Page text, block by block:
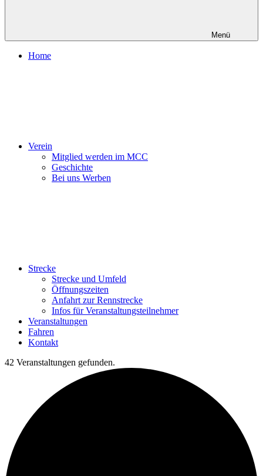
Menü
Home
Verein
Mitglied werden im MCC
Geschichte
Bei uns Werben
Strecke
Strecke und Umfeld
Öffnungszeiten
Anfahrt zur Rennstrecke
Infos für Veranstaltungsteilnehmer
Veranstaltungen
Fahren
Kontakt
42 Veranstaltungen gefunden.